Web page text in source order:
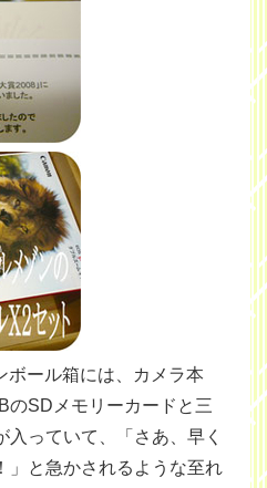
ボール箱には、カメラ本
のSDメモリーカードと三
入っていて、「さあ、早く
」と急かされるような至れ